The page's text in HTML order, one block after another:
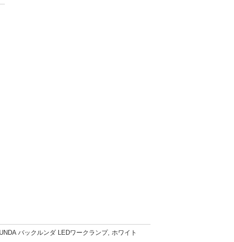
バックルンダ LEDワークランプ, ホワイト